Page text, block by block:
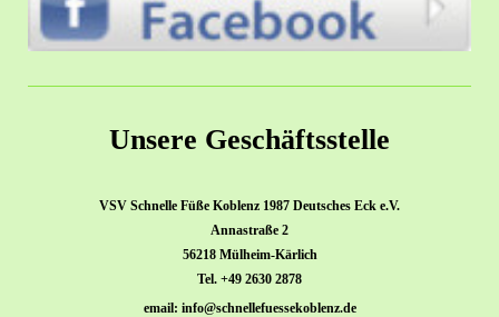
Unsere Geschäftsstelle
VSV Schnelle Füße Koblenz 1987 Deutsches Eck e.V.
Annastraße 2
56218 Mülheim-Kärlich
Tel. +49 2630 2878
email: info@schnellefuessekoblenz.de